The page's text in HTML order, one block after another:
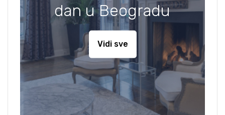
dan u Beogradu
Vidi sve